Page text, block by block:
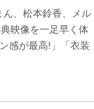
、松本鈴香、メル
映像を一足早く体
感が最高!」「衣装